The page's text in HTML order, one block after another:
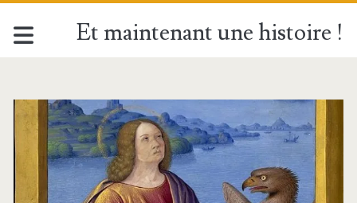
Et maintenant une histoire !
Étiquette :
<span>Amour</